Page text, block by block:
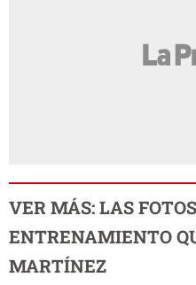
VER MÁS: LAS
ENTRENAMIENTO
MARTÍNEZ